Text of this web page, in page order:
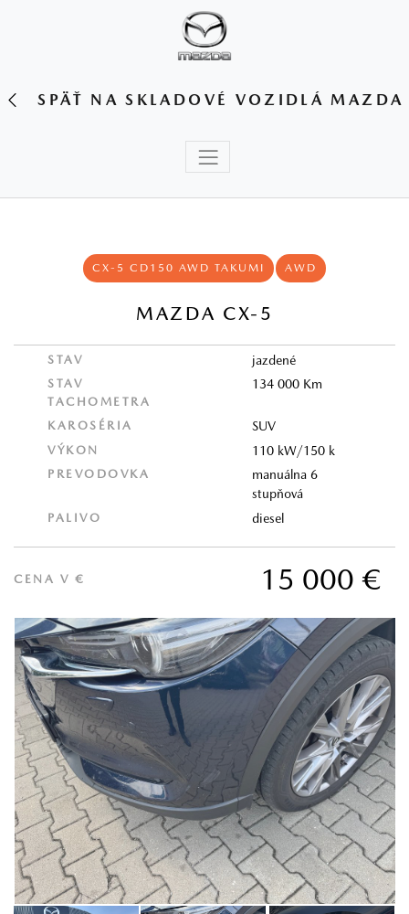
SPÄŤ NA SKLADOVÉ VOZIDLÁ MAZDA
CX-5 CD150 AWD TAKUMI AWD
MAZDA CX-5
STAV jazdené
STAV
TACHOMETRA
134 000 Km
KAROSÉRIA SUV
VÝKON 110 kW/150 k
PREVODOVKA
manuálna 6
stupňová
PALIVO diesel
CENA V € 15 000 €